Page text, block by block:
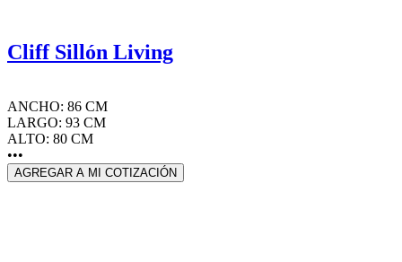
Cliff Sillón Living
ANCHO: 86 CM
LARGO: 93 CM
ALTO: 80 CM
•••
AGREGAR A MI COTIZACIÓN